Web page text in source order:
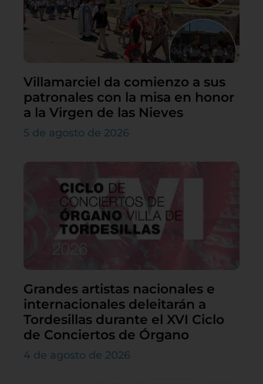
Villamarciel da comienzo a sus
patronales con la misa en honor
a la Virgen de las Nieves
5 de agosto de 2026
Grandes artistas nacionales e
internacionales deleitarán a
Tordesillas durante el XVI Ciclo
de Conciertos de Órgano
4 de agosto de 2026